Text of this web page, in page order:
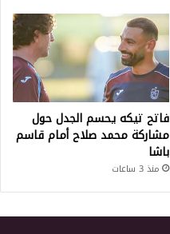
فاتح تيكه يحسم الجدل حول
مشاركة محمد صلاح أمام قاسم
باشا
منذ 3 ساعات